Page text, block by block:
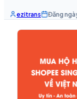
ezitrans Đăng